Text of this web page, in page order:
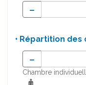
-
• Répartition des
-
Chambre